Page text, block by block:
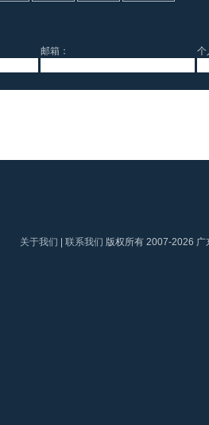
邮箱： 个
关于我们 联系我们 版权所有 2007-2026